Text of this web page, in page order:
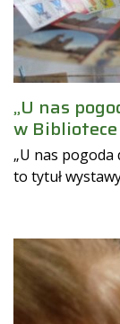
„U nas
w Bibliotece
„U nas
to tytuł